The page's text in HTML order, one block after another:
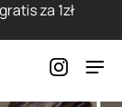
za 1zł